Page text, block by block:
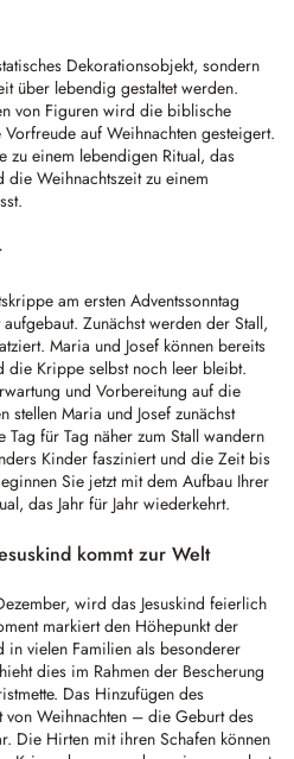
Dekorationsobjekt, sondern
über lebendig gestaltet werden.
von Figuren wird die biblische
auf Weihnachten gesteigert.
zu einem lebendigen Ritual, das
Weihnachtszeit zu einem
am ersten Adventssonntag
Zunächst werden der Stall,
Maria und Josef können bereits
die Krippe selbst noch leer bleibt.
und Vorbereitung auf die
Maria und Josef zunächst
Tag für Tag näher zum Stall wandern
Kinder fasziniert und die Zeit bis
Sie jetzt mit dem Aufbau Ihrer
das Jahr für Jahr wiederkehrt.
kommt zur Welt
wird das Jesuskind feierlich
markiert den Höhepunkt der
vielen Familien als besonderer
dies im Rahmen der Bescherung
Das Hinzufügen des
von Weihnachten – die Geburt des
Die Hirten mit ihren Schafen können